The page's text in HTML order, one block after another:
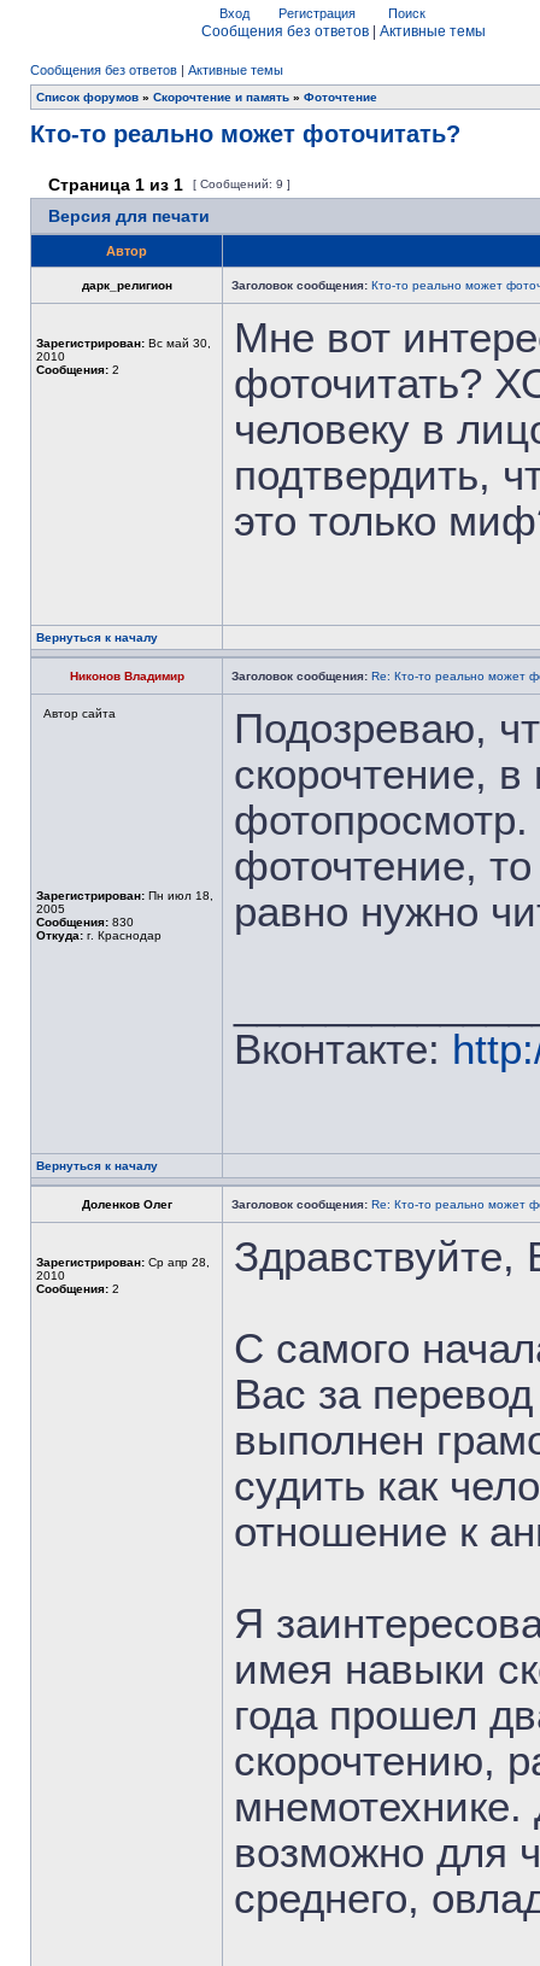
Вход Регистрация Поиск
Сообщения без ответов Активные темы
Сообщения без ответов | Активные темы
Список форумов » Скорочтение и память » Фоточтение
Кто-то реально может фоточитать?
Страница 1 из 1 [ Сообщений: 9 ]
Версия для печати
Автор
дарк_религион Заголовок сообщения: Кто-то реально может
Зарегистрирован: Вс май 30,
2010
Сообщения: 2
Мне вот
фоточитать?
человеку в
подтвердить,
это только
Вернуться к началу
Никонов Владимир Заголовок сообщения: Re: Кто-то реально может
Автор сайта
Зарегистрирован: Пн июл 18,
2005
Сообщения: 830
Откуда: г. Краснодар
Подозреваю,
скорочтение,
фотопросмотр.
фоточтение,
равно нужно
Вконтакте:
Вернуться к началу
Доленков Олег Заголовок сообщения: Re: Кто-то реально может
Зарегистрирован: Ср апр 28,
2010
Сообщения: 2
С самого
Вас за
выполнен
судить как
отношение к
Я
имея навыки
года прошел
скорочтению,
мнемотехнике.
возможно для
среднего,